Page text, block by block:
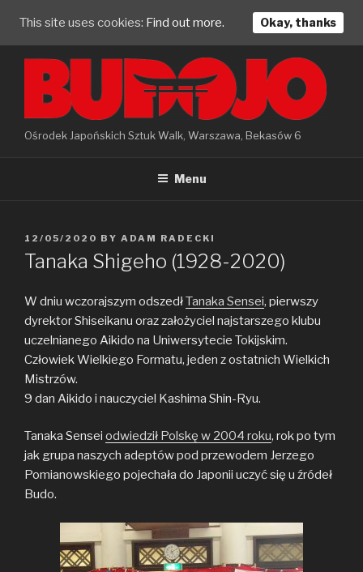
content
Ośrodek Japońskich Sztuk Walk, Warszawa, Bekasów 6
Menu
POSTED
ON
12/05/2020 BY ADAM RADECKI
Tanaka Shigeho (1928-2020)
W dniu wczorajszym odszedłTanaka Sensei, pierwszy
dyrektor Shiseikanu oraz założyciel najstarszego klubu
uczelnianego Aikido na Uniwersytecie Tokijskim.
Człowiek Wielkiego Formatu, jeden z ostatnich Wielkich
Mistrzów.
9 dan Aikido i nauczyciel Kashima Shin-Ryu.
Tanaka Sensei odwiedził Polskę w 2004 roku, rok po tym
jak grupa naszych adeptów pod przewodem Jerzego
Pomianowskiego pojechała do Japonii uczyć się u źródeł
Budo.
This site uses cookies: Find out more. Okay, thanks